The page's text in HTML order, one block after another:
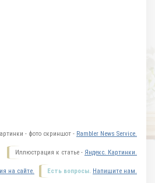
- фото скриншот - Rambler News Service.
Иллюстрация к статье - Яндекс. Картинки.
Есть вопросы. Напишите нам.
на сайте.